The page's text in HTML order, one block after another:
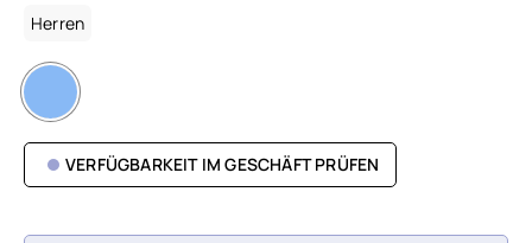
Herren
VERFÜGBARKEIT IM GESCHÄFT PRÜFEN